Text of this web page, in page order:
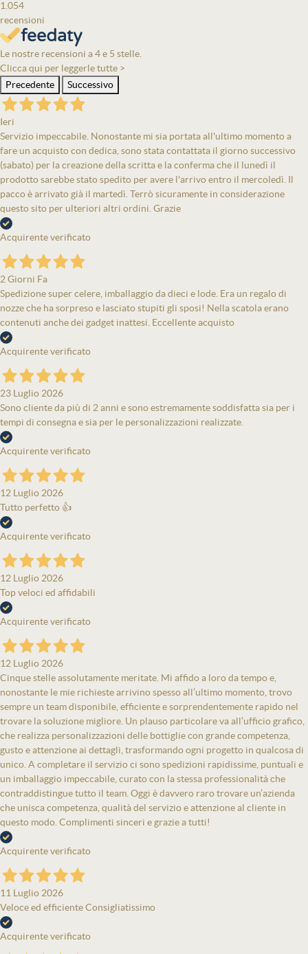
1.054
recensioni
Le nostre recensioni a 4 e 5 stelle.
Clicca qui per leggerle tutte >
Precedente
Successivo
Ieri
Servizio impeccabile. Nonostante mi sia portata all'ultimo momento a
fare un acquisto con dedica, sono stata contattata il giorno successivo
(sabato) per la creazione della scritta e la conferma che il lunedì il
prodotto sarebbe stato spedito per avere l'arrivo entro il mercoledì. Il
pacco è arrivato già il martedì. Terrò sicuramente in considerazione
questo sito per ulteriori altri ordini. Grazie
Acquirente verificato
2 Giorni Fa
Spedizione super celere, imballaggio da dieci e lode. Era un regalo di
nozze che ha sorpreso e lasciato stupiti gli sposi! Nella scatola erano
contenuti anche dei gadget inattesi. Eccellente acquisto
Acquirente verificato
23 Luglio 2026
Sono cliente da più di 2 anni e sono estremamente soddisfatta sia per i
tempi di consegna e sia per le personalizzazioni realizzate.
Acquirente verificato
12 Luglio 2026
Tutto perfetto 👍
Acquirente verificato
12 Luglio 2026
Top veloci ed affidabili
Acquirente verificato
12 Luglio 2026
Cinque stelle assolutamente meritate. Mi affido a loro da tempo e,
nonostante le mie richieste arrivino spesso all’ultimo momento, trovo
sempre un team disponibile, efficiente e sorprendentemente rapido nel
trovare la soluzione migliore. Un plauso particolare va all’ufficio grafico,
che realizza personalizzazioni delle bottiglie con grande competenza,
gusto e attenzione ai dettagli, trasformando ogni progetto in qualcosa di
unico. A completare il servizio ci sono spedizioni rapidissime, puntuali e
un imballaggio impeccabile, curato con la stessa professionalità che
contraddistingue tutto il team. Oggi è davvero raro trovare un’azienda
che unisca competenza, qualità del servizio e attenzione al cliente in
questo modo. Complimenti sinceri e grazie a tutti!
Acquirente verificato
11 Luglio 2026
Veloce ed efficiente Consigliatissimo
Acquirente verificato